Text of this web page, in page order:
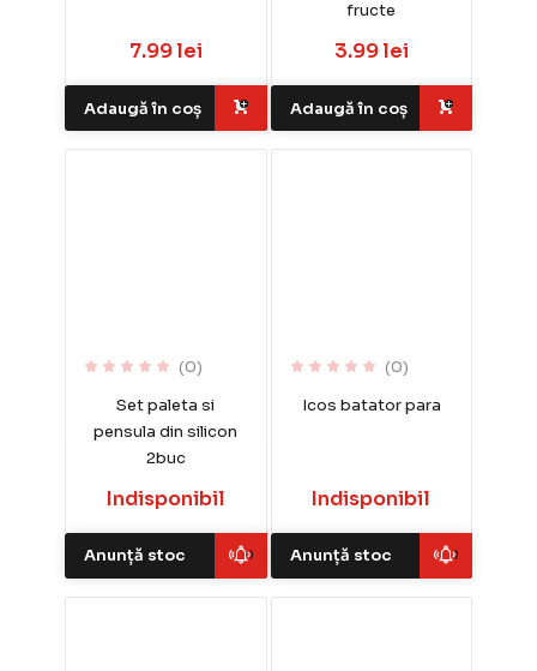
7.99 lei
Adaugă în coș
fructe
3.99 lei
Adaugă în coș
(0)
Set paleta si
pensula din silicon
2buc
Indisponibil
Anunță stoc
(0)
Icos batator para
Indisponibil
Anunță stoc